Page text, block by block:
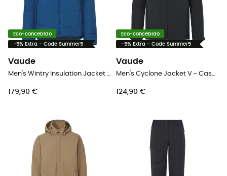
Eco-concebido
-5% Extra - Code Summer5
Vaude
Men's Wintry Insulation Jacket - Casaco homem
179,90 €
Eco-concebido
-5% Extra - Code Summer5
Vaude
Men's Cyclone Jacket V - Casaco softshell homem
124,90 €